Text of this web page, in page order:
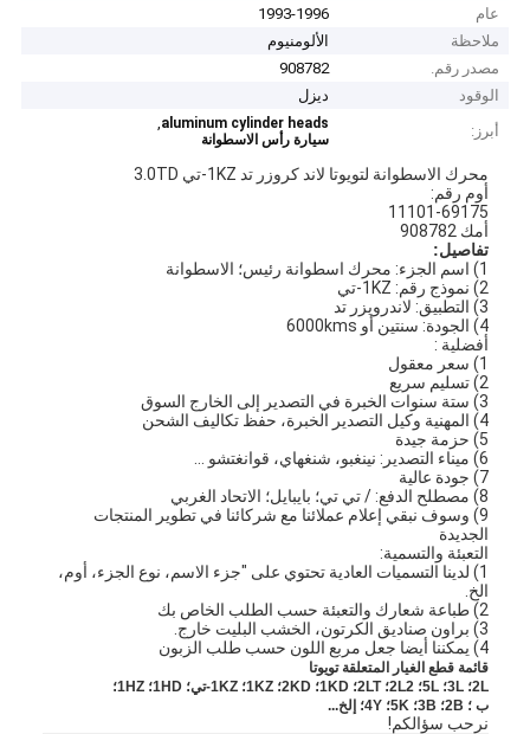
عام
1993-1996
ملاحظة
الألومنيوم
مصدر رقم.
908782
الوقود
ديزل
أبرز:
aluminum cylinder heads
,
سيارة رأس الاسطوانة
محرك الاسطوانة لتويوتا لاند كروزر تد 1KZ-تي 3.0TD
أوم رقم:
11101-69175
أمك 908782
تفاصيل:
1) اسم الجزء: محرك اسطوانة رئيس؛ الاسطوانة
2) نموذج رقم: 1KZ-تي
3) التطبيق: لاندرويزر تد
4) الجودة: سنتين أو 6000kms
أفضلية :
1) سعر معقول
2) تسليم سريع
3) ستة سنوات الخبرة في التصدير إلى الخارج السوق
4) المهنية وكيل التصدير الخبرة، حفظ تكاليف الشحن
5) حزمة جيدة
6) ميناء التصدير: نينغبو، شنغهاي، قوانغتشو ...
7) جودة عالية
8) مصطلح الدفع: / تي تي؛ بايبايل؛ الاتحاد الغربي
9) وسوف نبقي إعلام عملائنا مع شركائنا في تطوير المنتجات
الجديدة
التعبئة والتسمية:
1) لدينا التسميات العادية تحتوي على "جزء الاسم، نوع الجزء، أوم،
الخ.
2) طباعة شعارك والتعبئة حسب الطلب الخاص بك
3) براون صناديق الكرتون، الخشب البليت خارج.
4) يمكننا أيضا جعل مربع اللون حسب طلب الزبون
قائمة قطع الغيار المتعلقة تويوتا
2L؛ 3L؛ 5L؛ 2L2؛ 2LT؛ 1KD؛ 2KD؛ 1KZ؛ 1KZ-تي؛ 1HD؛ 1HZ؛
ب ؛ 2B؛ 3B؛ 5K؛ 4Y؛ إلخ...
نرحب سؤالكم!